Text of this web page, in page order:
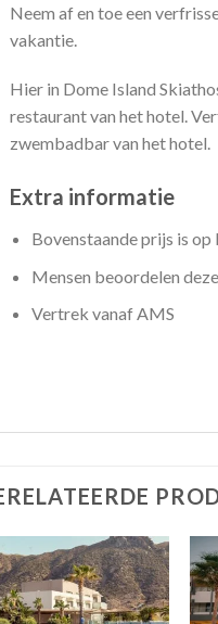
Neem af en toe een
vakantie.
Hier in Dome Island
restaurant van het hotel.
zwembadbar van het hotel.
Extra informatie
Bovenstaande prijs is op
Mensen beoordelen
Vertrek vanaf AMS